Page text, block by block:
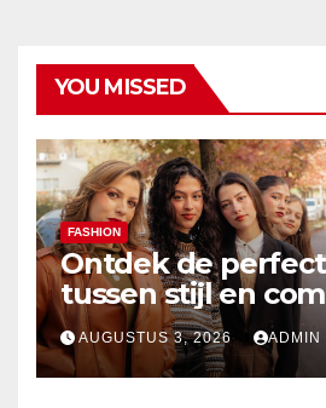
YOU MISSED
FASHION
Ontdek de
tussen stijl en
nieuwste
AUGUSTUS 3, 2026 ADMIN